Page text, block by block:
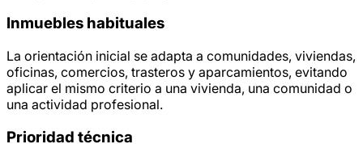
Inmuebles habituales
La orientación inicial se adapta a comunidades, viviendas,
oficinas, comercios, trasteros y aparcamientos, evitando
aplicar el mismo criterio a una vivienda, una comunidad o
una actividad profesional.
Prioridad técnica